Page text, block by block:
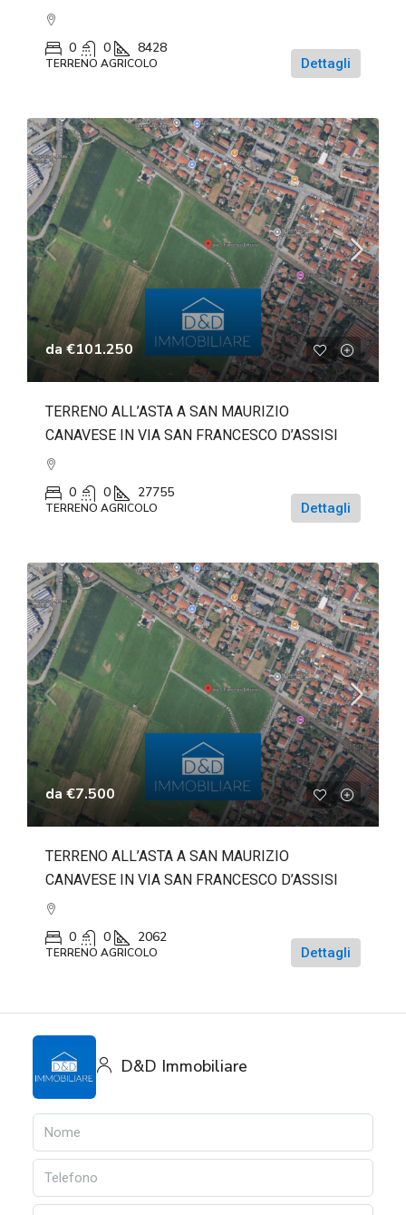
0 0 8428
TERRENO AGRICOLO Dettagli
da €101.250
TERRENO ALL’ASTA A SAN MAURIZIO
CANAVESE IN VIA SAN FRANCESCO D’ASSISI
0 0 27755
TERRENO AGRICOLO Dettagli
da €7.500
TERRENO ALL’ASTA A SAN MAURIZIO
CANAVESE IN VIA SAN FRANCESCO D’ASSISI
0 0 2062
TERRENO AGRICOLO Dettagli
D&D Immobiliare